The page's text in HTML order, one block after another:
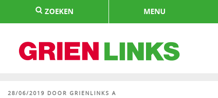
springen
ZOEKEN MENU
GEPLAATST
28/06/2019 DOOR GRIENLINKS A